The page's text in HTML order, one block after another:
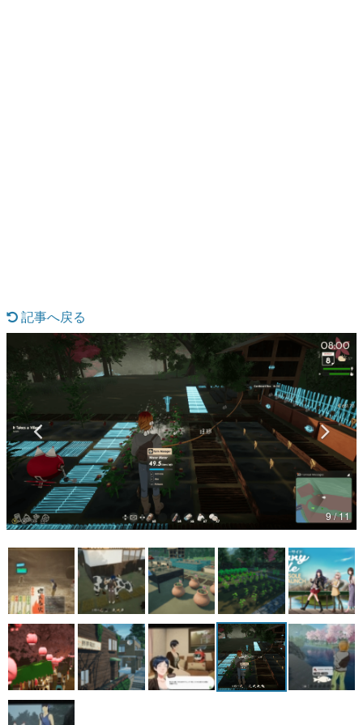
ゲームが変えた日本語
「経験値」「裏技」「ラスボス」… ゲームにまつわる言葉
の起源や用法の変遷を、コンピューター文化史研究家・タ
イニーP氏が徹底調査。
カテゴリ
特集記事
マンガ
女性向け
アプリレビュー
その他
電ファミニコゲーマーとは？
運営：株式会社マレ
9 / 11